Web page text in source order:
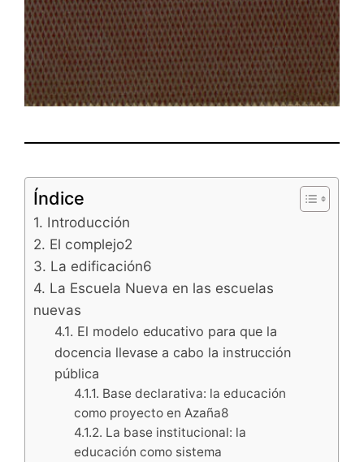
Índice
1. Introducción
2. El complejo2
3. La edificación6
4. La Escuela Nueva en las escuelas
nuevas
4.1. El modelo educativo para que la
docencia llevase a cabo la instrucción
pública
4.1.1. Base declarativa: la educación
como proyecto en Azaña8
4.1.2. La base institucional: la
educación como sistema